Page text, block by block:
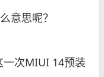
意思呢？
一次MIUI 14预装